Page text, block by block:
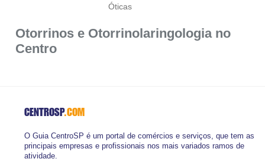
Óticas
Otorrinos e Otorrinolaringologia no
Centro
CENTROSP.COM
O Guia CentroSP é um portal de comércios e serviços, que tem as
principais empresas e profissionais nos mais variados ramos de
atividade.